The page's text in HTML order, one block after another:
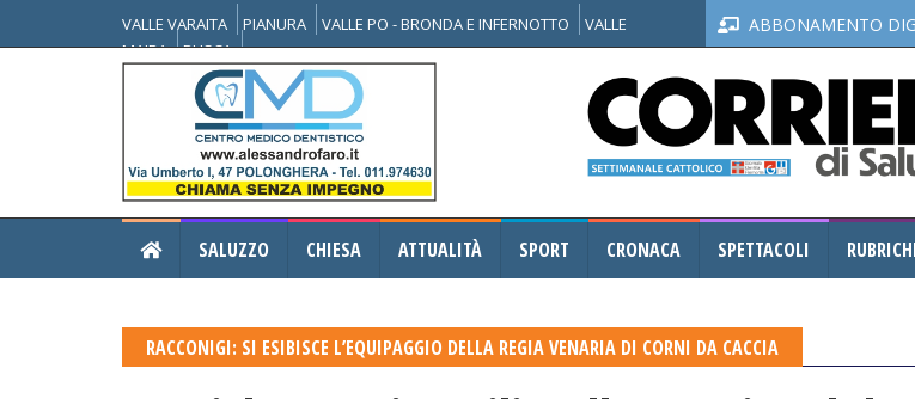
VALLE VARAITA PIANURA VALLE PO - BRONDA E INFERNOTTO
VALLE
MAIRA
BUSCA
ABBONAMENTO
SALUZZO CHIESA ATTUALITÀ SPORT CRONACA SPETTACOLI
RACCONIGI: SI ESIBISCE L’EQUIPAGGIO DELLA REGIA VENARIA DI CORNI DA CACCIA